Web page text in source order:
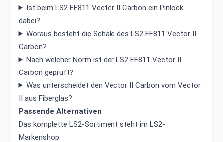
Ist beim LS2 FF811 Vector II Carbon ein Pinlock
dabei?
Woraus besteht die Schale des LS2 FF811 Vector II
Carbon?
Nach welcher Norm ist der LS2 FF811 Vector II
Carbon geprüft?
Was unterscheidet den Vector II Carbon vom Vector
II aus Fiberglas?
Passende Alternativen
Das komplette LS2-Sortiment steht im LS2-
Markenshop.